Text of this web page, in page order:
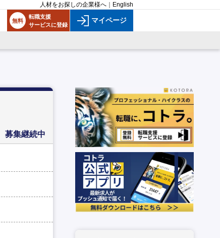
人材をお探しの企業様へ English
無料
転職支援
サービスに登録
マイページ
募集継続中